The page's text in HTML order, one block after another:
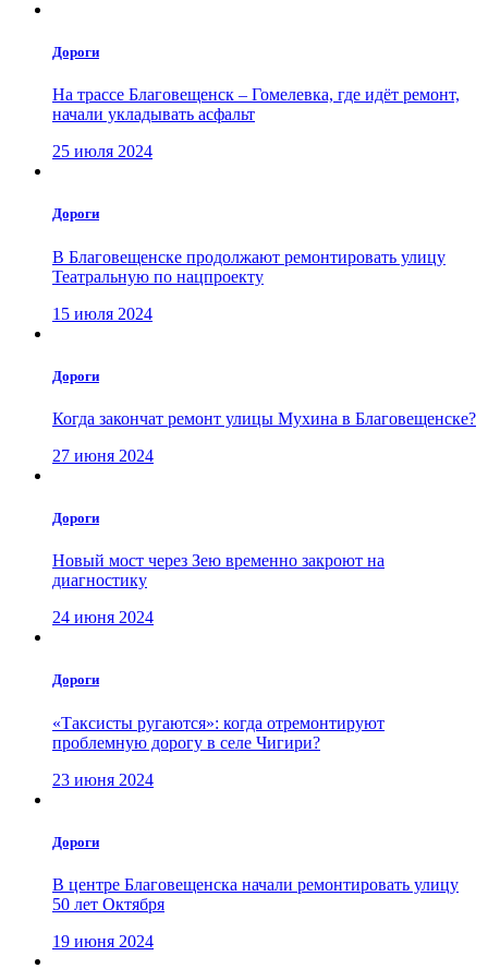
Дороги
На трассе Благовещенск – Гомелевка, где идёт ремонт,
начали укладывать асфальт
25 июля 2024
Дороги
В Благовещенске продолжают ремонтировать улицу
Театральную по нацпроекту
15 июля 2024
Дороги
Когда закончат ремонт улицы Мухина в Благовещенске?
27 июня 2024
Дороги
Новый мост через Зею временно закроют на
диагностику
24 июня 2024
Дороги
«Таксисты ругаются»: когда отремонтируют
проблемную дорогу в селе Чигири?
23 июня 2024
Дороги
В центре Благовещенска начали ремонтировать улицу
50 лет Октября
19 июня 2024